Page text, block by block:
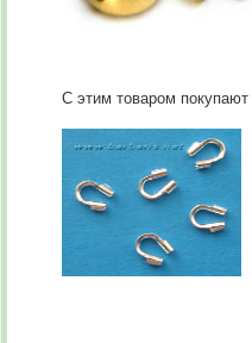
С этим товаром покупают